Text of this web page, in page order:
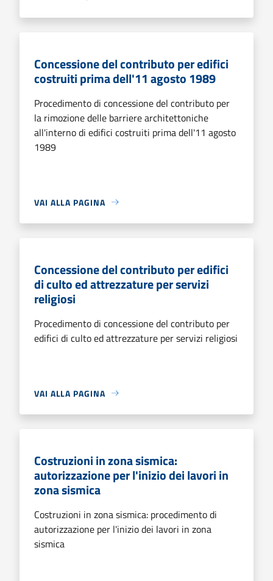
Concessione del contributo per edifici
costruiti prima dell'11 agosto 1989
Procedimento di concessione del contributo per
la rimozione delle barriere architettoniche
all'interno di edifici costruiti prima dell'11 agosto
1989
VAI ALLA PAGINA
Concessione del contributo per edifici
di culto ed attrezzature per servizi
religiosi
Procedimento di concessione del contributo per
edifici di culto ed attrezzature per servizi religiosi
VAI ALLA PAGINA
Costruzioni in zona sismica:
autorizzazione per l'inizio dei lavori in
zona sismica
Costruzioni in zona sismica: procedimento di
autorizzazione per l'inizio dei lavori in zona
sismica